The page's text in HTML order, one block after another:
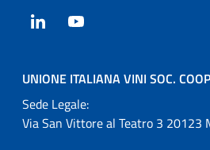
LinkedIn
UNIONE ITALIANA VINI SOC.
Sede Legale:
Via San Vittore al Teatro 3 20123